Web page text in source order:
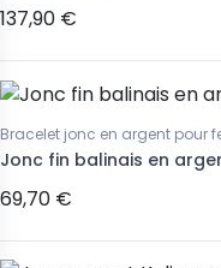
137,90 €
Bracelet jonc en argent pour
Jonc fin balinais en
69,70 €